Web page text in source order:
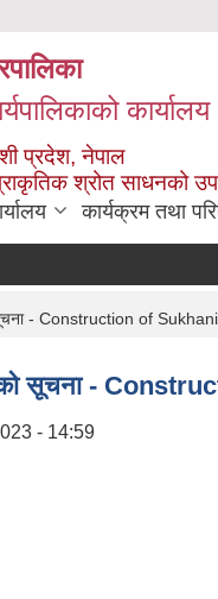
कार्यालय
प्रदेश, नेपाल
श्रोत साधनको
कार्यक्रम तथा
- Construction of
सूचना -
- 14:59